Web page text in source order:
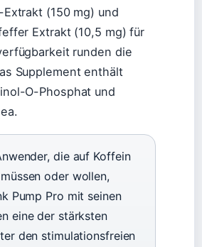
(150 mg) und
Extrakt (10,5 mg) für
runden die
Supplement enthält
O-Phosphat und
die auf Koffein
oder wollen,
Pump Pro mit seinen
eine der stärksten
den stimulationsfreien